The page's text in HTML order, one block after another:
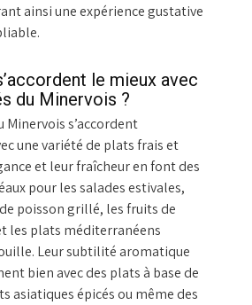
ainsi une expérience gustative
le mieux avec
du Minervois ?
Minervois s’accordent
une variété de plats frais et
et leur fraîcheur en font des
pour les salades estivales,
poisson grillé, les fruits de
les plats méditerranéens
Leur subtilité aromatique
bien avec des plats à base de
asiatiques épicés ou même des